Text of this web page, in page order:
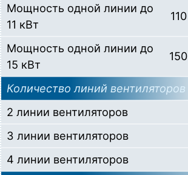
Мощность одной линии до
11 кВт
110
Мощность одной линии до
15 кВт
150
Количество линий вентиляторов
2 линии вентиляторов
3 линии вентиляторов
4 линии вентиляторов